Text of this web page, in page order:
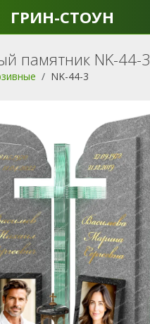
ГРИН-СТОУН
памятник NK-44-3
NK-44-3